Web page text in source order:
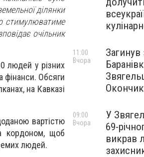
ділянки
стимулюватиме
очільник
людей у ​​різних
фінанси. Обсяги
на Кавказі
вартістю
кордоном, щоб
людей.
Загинув
Окончик
11:00
Вчора
У
69-
викрав
09:00
Вчора